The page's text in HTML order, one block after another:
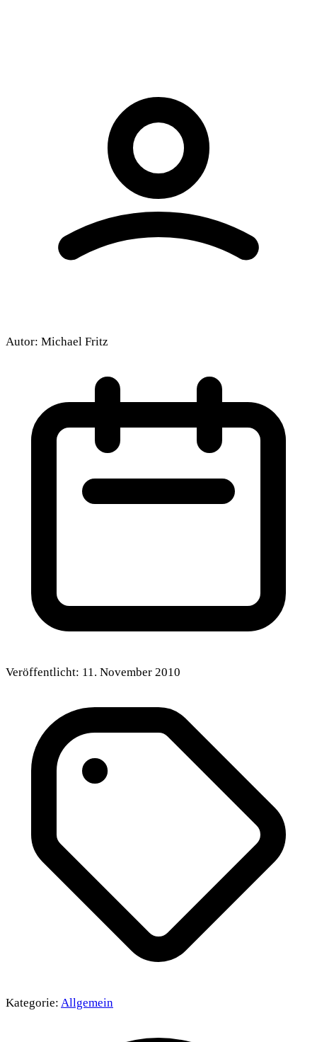
Autor: Michael Fritz
Veröffentlicht: 11. November 2010
Kategorie: Allgemein